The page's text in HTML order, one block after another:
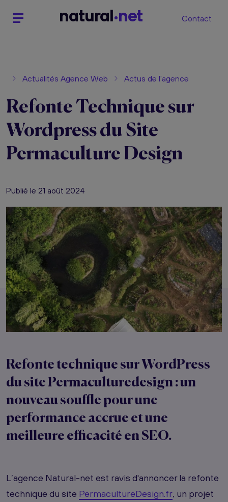
natural net Contact
Actualités Agence Web Actus de l'agence
Refonte Technique sur
Wordpress du Site
Permaculture Design
Publié le 21 août 2024
Refonte technique sur WordPress
du site Permaculturedesign : un
nouveau souffle pour une
performance accrue et une
meilleure efficacité en SEO.
L’agence Natural-net est ravis d'annoncer la refonte
technique du site PermacultureDesign.fr, un projet